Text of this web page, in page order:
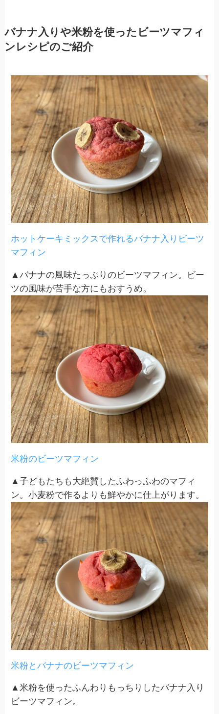
バナナ入りや米粉を使ったビーツマフィ
ンレシピのご紹介
ホットケーキミックスで作れるバナナ入りビーツ
マフィン
▲バナナの風味たっぷりのビーツマフィン。ビー
ツの風味が苦手な方にもおすうめ。
米粉のビーツマフィン
▲子どもたちも大絶賛したふわっふわのマフィ
ン。小麦粉で作るよりも鮮やかに仕上がります。
米粉とバナナのビーツマフィン
▲米粉を使ったふんわりもっちりしたバナナ入り
ビーツマフィン。